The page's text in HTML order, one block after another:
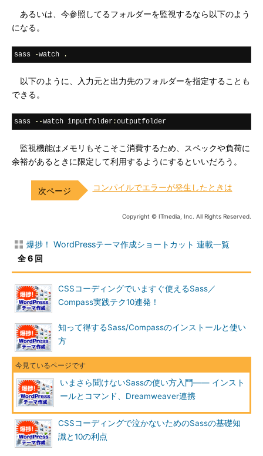
あるいは、今参照してるフォルダーを監視するなら以下のよう
になる。
sass -watch .
以下のように、入力元と出力先のフォルダーを指定することも
できる。
sass --watch inputfolder :outputfolder
監視機能はメモリもそこそこ消費するため、スペックや負荷に
余裕があるときに限定して利用するようにするといいだろう。
コンパイルでエラーが発生したときは
Copyright © ITmedia, Inc. All Rights Reserved.
爆捗！ WordPressテーマ作成ショートカット 連載一覧
全 6 回
CSSコーディングでいますぐ使えるSass／
Compass実践テク10連発！
知って得するSass/Compassのインストールと使い
方
いまさら聞けないSassの使い方入門―― インスト
ールとコマンド、Dreamweaver連携
CSSコーディングで泣かないためのSassの基礎知
識と10の利点